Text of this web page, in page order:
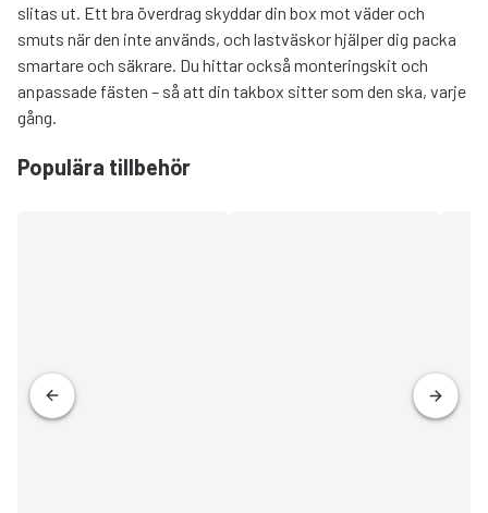
slitas ut. Ett bra överdrag skyddar din box mot väder och
smuts när den inte används, och lastväskor hjälper dig packa
smartare och säkrare. Du hittar också monteringskit och
anpassade fästen – så att din takbox sitter som den ska, varje
gång.
Populära tillbehör